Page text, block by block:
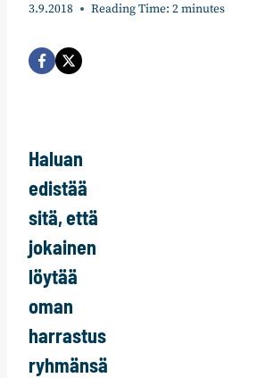
3.9.2018 Reading Time: 2minutes
Haluan
edistää
sitä, että
jokainen
löytää
oman
harrastus
ryhmänsä